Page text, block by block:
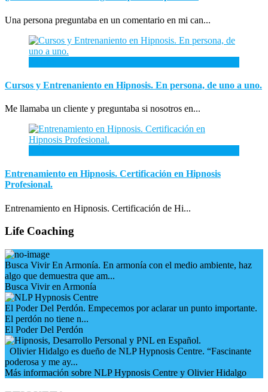
Una persona preguntaba en un comentario en mi can...
Cursos y Entrenaniento en Hipnosis. En persona, de uno a uno.
Me llamaba un cliente y preguntaba si nosotros en...
Entrenamiento en Hipnosis. Certificación en Hipnosis
Profesional.
Entrenamiento en Hipnosis. Certificación de Hi...
Life Coaching
Busca Vivir En Armonía. En armonía con el medio ambiente, haz
algo que demuestra que am...
Busca Vivir en Armonía
El Poder Del Perdón. Empecemos por aclarar un punto importante.
El perdón no tiene n...
El Poder Del Perdón
Olivier Hidalgo es dueño de NLP Hypnosis Centre. “Fascinante
poderosa y me ay...
Más información sobre NLP Hypnosis Centre y Olivier Hidalgo